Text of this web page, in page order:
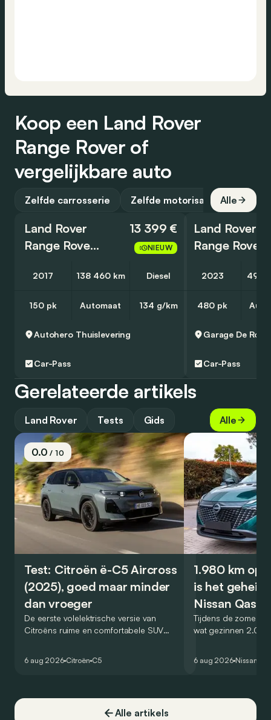
Koop een Land Rover
Range Rover of
vergelijkbare auto
Zelfde carrosserie Zelfde motorisatie Alle
Land Rover
Range Rover Evoque
13 399 €
NIEUW
2017 138 460 km Diesel
150 pk Automaat 134 g/km
Autohero Thuislevering
Car-Pass
Land Rover
2023 49
480 pk
Garage De
Car-Pass
Gerelateerde artikels
Land Rover Tests Gids Alle
0.0/ 10
Test: Citroën ë-C5 Aircross
(2025), goed maar minder
dan vroeger
De eerste volelektrische versie van
Citroëns ruime en comfortabele SUV
dat ook gelukt?
6 aug 2026 Citroën C5
1.980 km op
is het
Nissan
Tijdens de
wat gezinnen
één tankstation of
6 aug 2026 Nissan
Alle artikels